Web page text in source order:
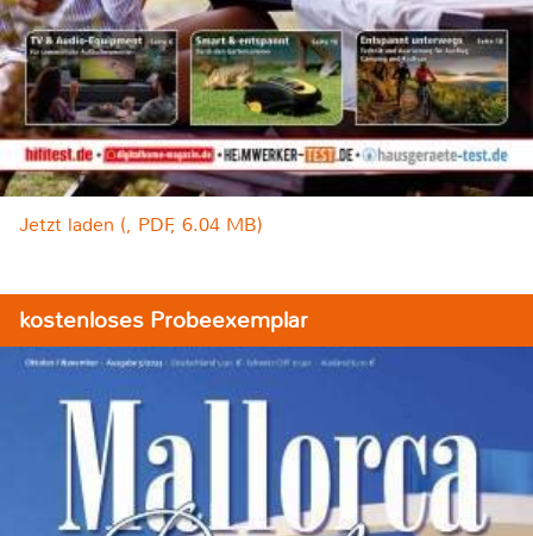
Jetzt laden (, PDF, 6.04 MB)
kostenloses Probeexemplar